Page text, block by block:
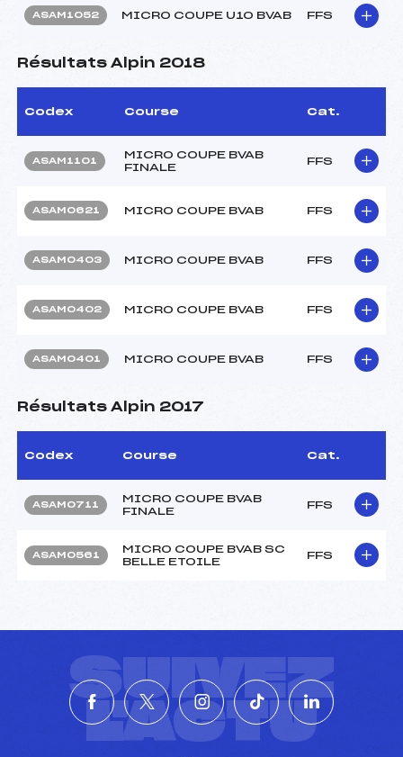
ASAM1052 MICRO COUPE U10 BVAB FFS
Résultats Alpin 2018
Codex Course Cat.
ASAM1101
MICRO COUPE BVAB
FINALE
FFS
ASAM0621 MICRO COUPE BVAB FFS
ASAM0403 MICRO COUPE BVAB FFS
ASAM0402 MICRO COUPE BVAB FFS
ASAM0401 MICRO COUPE BVAB FFS
Résultats Alpin 2017
Codex Course Cat.
ASAM0711
MICRO COUPE BVAB
FINALE
FFS
ASAM0561
MICRO COUPE BVAB SC
BELLE ETOILE
FFS
SUIVEZ
L'ACTU